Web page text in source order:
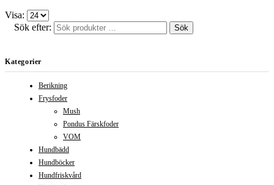
Visa:
Sök efter:
Sök
Kategorier
Berikning
Frysfoder
Mush
Pondus Färskfoder
VOM
Hundbädd
Hundböcker
Hundfriskvård